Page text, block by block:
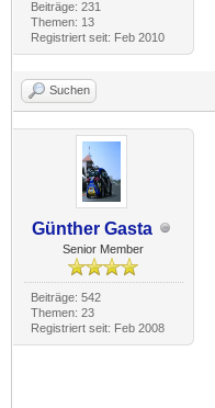
Beiträge: 231
Themen: 13
Registriert seit: Feb 2010
Suchen
Günther Gasta
Senior Member
Beiträge: 542
Themen: 23
Registriert seit: Feb 2008